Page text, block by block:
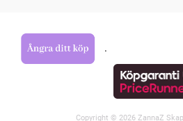
Copyright © 2026 ZannaZ